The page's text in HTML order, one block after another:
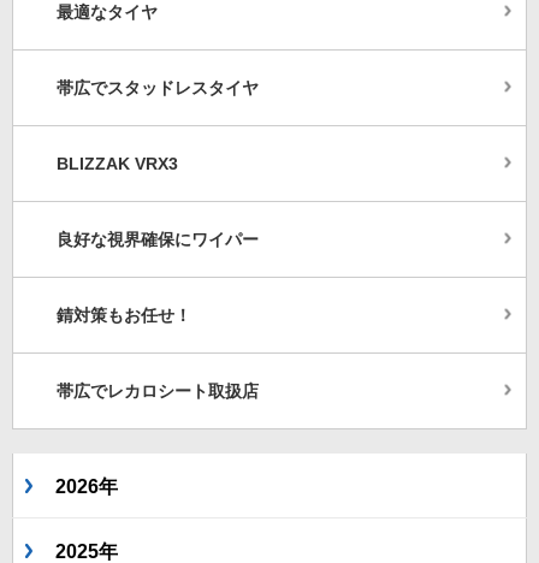
最適なタイヤ
帯広でスタッドレスタイヤ
BLIZZAK VRX3
良好な視界確保にワイパー
錆対策もお任せ！
帯広でレカロシート取扱店
2026年
2025年